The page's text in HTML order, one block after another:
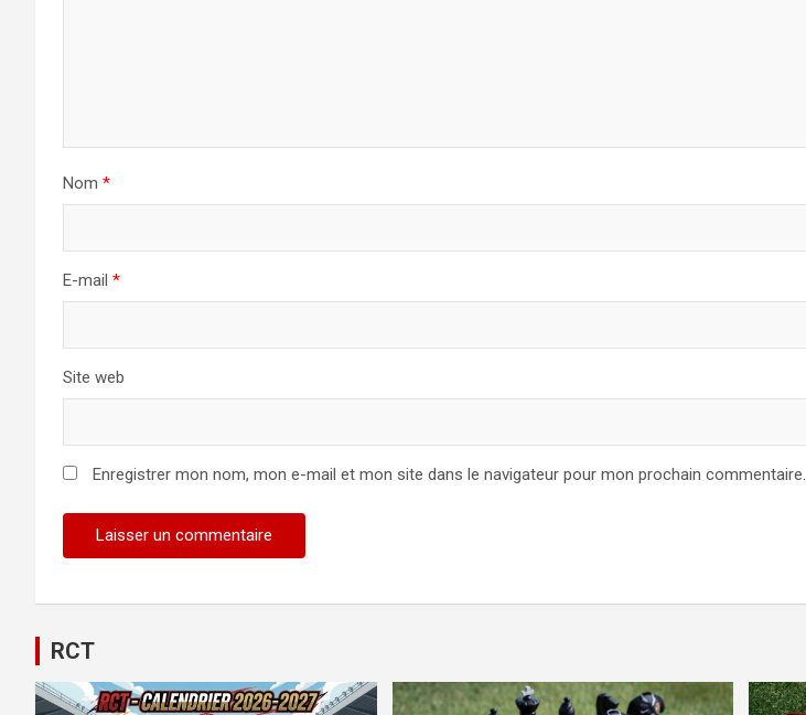
Nom *
E-mail *
Site web
Enregistrer mon nom, mon e-mail et mon site dans le navigateur pour mon prochain commentaire.
RCT